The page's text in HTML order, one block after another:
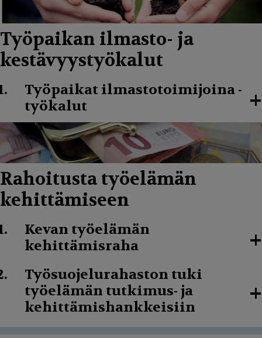
Työpaikan ilmasto- ja
kestävyystyökalut
Työpaikat ilmastotoimijoina -
työkalut
+
Rahoitusta työelämän
kehittämiseen
Kevan työelämän
kehittämisraha
+
Työsuojelurahaston tuki
työelämän tutkimus- ja
kehittämishankkeisiin
+